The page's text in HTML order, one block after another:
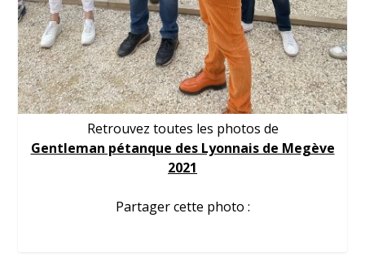
Retrouvez toutes les photos de
Gentleman pétanque des Lyonnais de Megève
2021
Partager cette photo :